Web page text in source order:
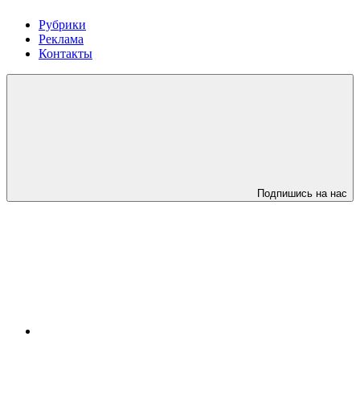
Рубрики
Реклама
Контакты
Подпишись на нас